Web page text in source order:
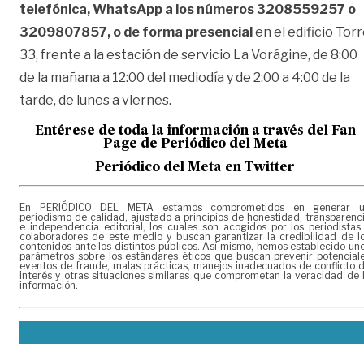
telefónica, WhatsApp a los números 3208559257 o
3209807857, o de forma presencialen el edificio
33, frente a la estación de servicio La Vorágine, de 8:00
de la mañana a 12:00 del mediodía y de 2:00 a 4:00 de la
tarde, de lunes a viernes.
Entérese de toda la información a través del Fan
Page de Periódico del Meta
Periódico del Meta en Twitter
En PERIÓDICO DEL META estamos comprometidos en generar
periodismo de calidad, ajustado a principios de honestidad,
e independencia editorial, los cuales son acogidos por los periodistas
colaboradores de este medio y buscan garantizar la credibilidad de
contenidos ante los distintos públicos. Así mismo, hemos establecido
parámetros sobre los estándares éticos que buscan prevenir
eventos de fraude, malas prácticas, manejos inadecuados de conflicto
interés y otras situaciones similares que comprometan la veracidad de
información.